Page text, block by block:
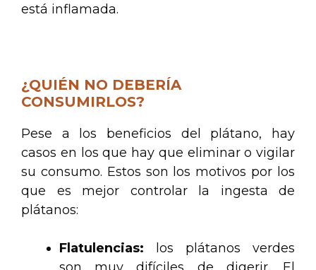
está inflamada.
¿QUIÉN NO DEBERÍA
CONSUMIRLOS?
Pese a los beneficios del plátano, hay
casos en los que hay que eliminar o vigilar
su consumo. Estos son los motivos por los
que es mejor controlar la ingesta de
plátanos:
Flatulencias: los plátanos verdes